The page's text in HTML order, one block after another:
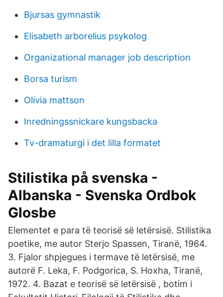
Bjursas gymnastik
Elisabeth arborelius psykolog
Organizational manager job description
Borsa turism
Olivia mattson
Inredningssnickare kungsbacka
Tv-dramaturgi i det lilla formatet
Stilistika på svenska -
Albanska - Svenska Ordbok
Glosbe
Elementet e para të teorisë së letërsisë. Stilistika
poetike, me autor Sterjo Spassen, Tiranë, 1964.
3. Fjalor shpjegues i termave të letërsisë, me
autorë F. Leka, F. Podgorica, S. Hoxha, Tiranë,
1972. 4. Bazat e teorisë së letërsisë , botim i